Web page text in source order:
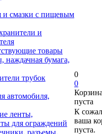
и смазки с пищевым
и
товары
наждачная бумага,
трубок
автомобиля,
ленты,
для ограждений
разъемы,
0
0
пуста
К
ваша
пуста.